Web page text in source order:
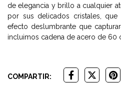
de elegancia y brillo a cualquier
por sus delicados cristales,
efecto deslumbrante que
incluimos cadena de acero de 60
COMPARTIR: